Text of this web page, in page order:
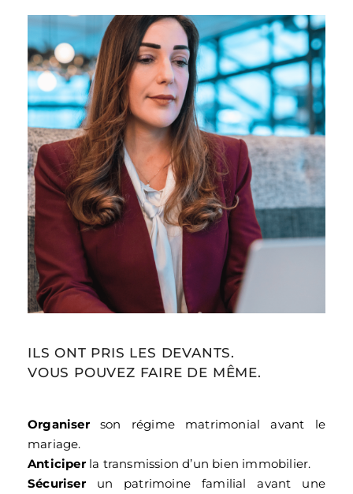
ILS ONT PRIS LES DEVANTS.
VOUS POUVEZ FAIRE DE MÊME.
Organiserson régime matrimonial avant le
mariage.
Anticiperla transmission d’un bien immobilier.
Sécuriserun patrimoine familial avant une